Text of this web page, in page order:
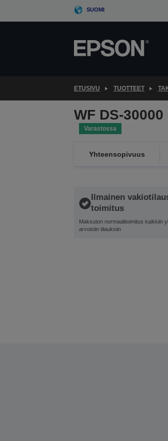
SUOMI
ETUSIVU TUOTTEET
WF DS-
Varastossa
Yhteensopivuus
Ilmainen
toimitus
Maksuton normaalitoimitus kaikkiin
arvoisiin tilauksiin